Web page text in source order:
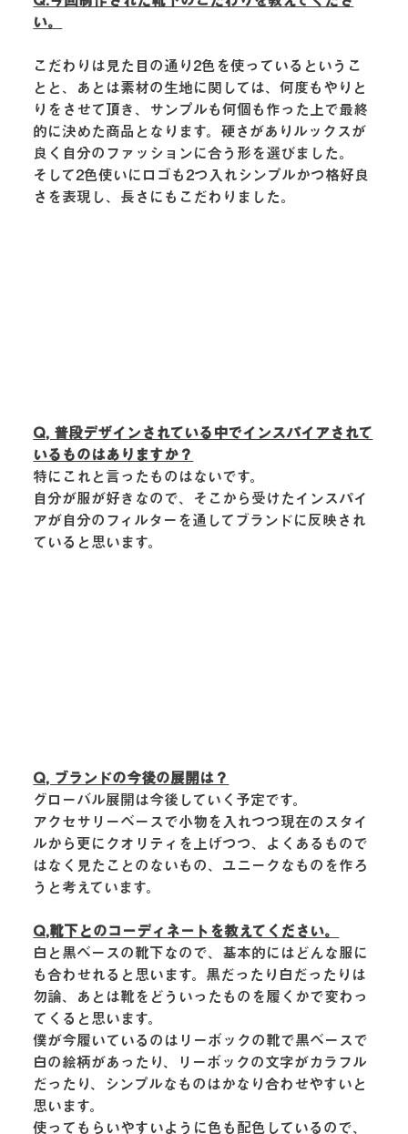
い。
こだわりは見た目の通り2色を使っているというこ
とと、あとは素材の生地に関しては、何度もやりと
りをさせて頂き、サンプルも何個も作った上で最終
的に決めた商品となります。硬さがありルックスが
良く自分のファッションに合う形を選びました。
そして2色使いにロゴも2つ入れシンプルかつ格好良
さを表現し、長さにもこだわりました。
Q, 普段デザインされている中でインスパイアされて
いるものはありますか？
特にこれと言ったものはないです。
自分が服が好きなので、そこから受けたインスパイ
アが自分のフィルターを通してブランドに反映され
ていると思います。
Q, ブランドの今後の展開は？
グローバル展開は今後していく予定です。
アクセサリーベースで小物を入れつつ現在のスタイ
ルから更にクオリティを上げつつ、よくあるもので
はなく見たことのないもの、ユニークなものを作ろ
うと考えています。
Q,靴下とのコーディネートを教えてください。
白と黒ベースの靴下なので、基本的にはどんな服に
も合わせれると思います。黒だったり白だったりは
勿論、あとは靴をどういったものを履くかで変わっ
てくると思います。
僕が今履いているのはリーボックの靴で黒ベースで
白の絵柄があったり、リーボックの文字がカラフル
だったり、シンプルなものはかなり合わせやすいと
思います。
使ってもらいやすいように色も配色しているので、